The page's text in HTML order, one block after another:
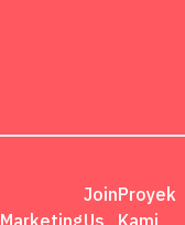
Marketing
Join
Us
Proyek
Kami